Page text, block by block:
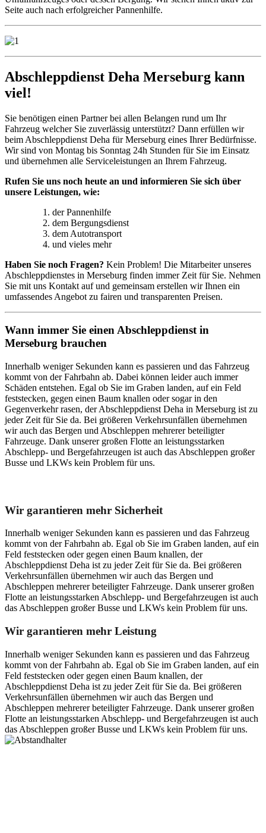
Seite auch nach erfolgreicher Pannenhilfe.
Abschleppdienst Deha Merseburg kann
viel!
Sie benötigen einen Partner bei allen Belangen rund um Ihr
Fahrzeug welcher Sie zuverlässig unterstützt? Dann erfüllen wir
beim Abschleppdienst Deha für Merseburg eines Ihrer Bedürfnisse.
Wir sind von Montag bis Sonntag 24h Stunden für Sie im Einsatz
und übernehmen alle Serviceleistungen an Ihrem Fahrzeug.
Rufen Sie uns noch heute an und informieren Sie sich über
unsere Leistungen, wie:
der Pannenhilfe
dem Bergungsdienst
dem Autotransport
und vieles mehr
Haben Sie noch Fragen? Kein Problem! Die Mitarbeiter unseres
Abschleppdienstes in Merseburg finden immer Zeit für Sie. Nehmen
Sie mit uns Kontakt auf und gemeinsam erstellen wir Ihnen ein
umfassendes Angebot zu fairen und transparenten Preisen.
Wann immer Sie einen Abschleppdienst in
Merseburg brauchen
Innerhalb weniger Sekunden kann es passieren und das Fahrzeug
kommt von der Fahrbahn ab. Dabei können leider auch immer
Schäden entstehen. Egal ob Sie im Graben landen, auf ein Feld
feststecken, gegen einen Baum knallen oder sogar in den
Gegenverkehr rasen, der Abschleppdienst Deha in Merseburg ist zu
jeder Zeit für Sie da. Bei größeren Verkehrsunfällen übernehmen
wir auch das Bergen und Abschleppen mehrerer beteiligter
Fahrzeuge. Dank unserer großen Flotte an leistungsstarken
Abschlepp- und Bergefahrzeugen ist auch das Abschleppen großer
Busse und LKWs kein Problem für uns.
Wir garantieren mehr Sicherheit
Innerhalb weniger Sekunden kann es passieren und das Fahrzeug
kommt von der Fahrbahn ab. Egal ob Sie im Graben landen, auf ein
Feld feststecken oder gegen einen Baum knallen, der
Abschleppdienst Deha ist zu jeder Zeit für Sie da. Bei größeren
Verkehrsunfällen übernehmen wir auch das Bergen und
Abschleppen mehrerer beteiligter Fahrzeuge. Dank unserer großen
Flotte an leistungsstarken Abschlepp- und Bergefahrzeugen ist auch
das Abschleppen großer Busse und LKWs kein Problem für uns.
Wir garantieren mehr Leistung
Innerhalb weniger Sekunden kann es passieren und das Fahrzeug
kommt von der Fahrbahn ab. Egal ob Sie im Graben landen, auf ein
Feld feststecken oder gegen einen Baum knallen, der
Abschleppdienst Deha ist zu jeder Zeit für Sie da. Bei größeren
Verkehrsunfällen übernehmen wir auch das Bergen und
Abschleppen mehrerer beteiligter Fahrzeuge. Dank unserer großen
Flotte an leistungsstarken Abschlepp- und Bergefahrzeugen ist auch
das Abschleppen großer Busse und LKWs kein Problem für uns.